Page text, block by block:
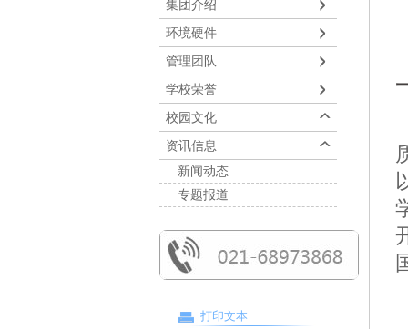
集团介绍
环境硬件
管理团队
学校荣誉
校园文化
资讯信息
新闻动态
专题报道
打印文本